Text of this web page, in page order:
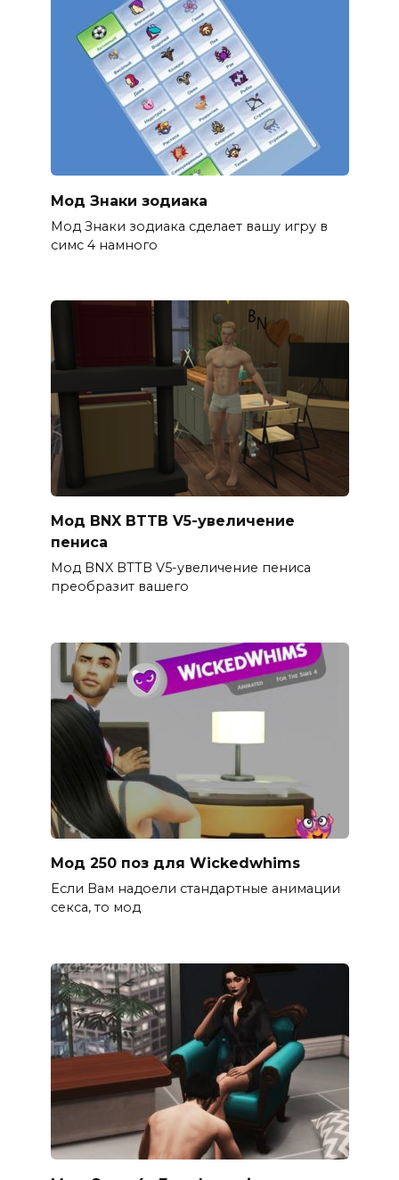
Мод Знаки зодиака
Мод Знаки зодиака сделает вашу игру в
симс 4 намного
Мод BNX BTTB V5-увеличение
пениса
Мод BNX BTTB V5-увеличение пениса
преобразит вашего
Мод 250 поз для Wickedwhims
Если Вам надоели стандартные анимации
секса, то мод